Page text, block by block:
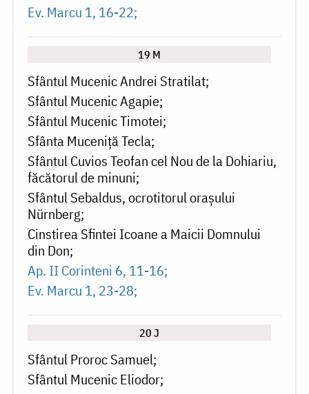
Ev. Marcu 1, 16-22
19 M
Sfântul Mucenic Andrei Stratilat
Sfântul Mucenic Agapie
Sfântul Mucenic Timotei
Sfânta Muceniţă Tecla
Sfântul Cuvios Teofan cel Nou de la Dohiariu,
făcătorul de minuni
Sfântul Sebaldus, ocrotitorul orașului
Nürnberg
Cinstirea Sfintei Icoane a Maicii Domnului
din Don
Ap. II Corinteni 6, 11-16
Ev. Marcu 1, 23-28
20 J
Sfântul Proroc Samuel
Sfântul Mucenic Eliodor